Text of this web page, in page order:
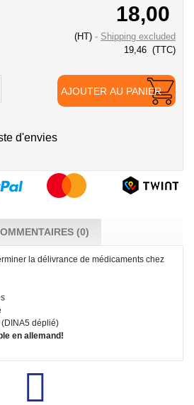
18,00
(HT)
Shipping excluded
19,46 (TTC)
AJOUTER AU PANIER
d'envies
(0)
la délivrance de médicaments chez
déplié)
en allemand!